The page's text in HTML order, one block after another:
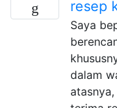
resep
Saya
dalam